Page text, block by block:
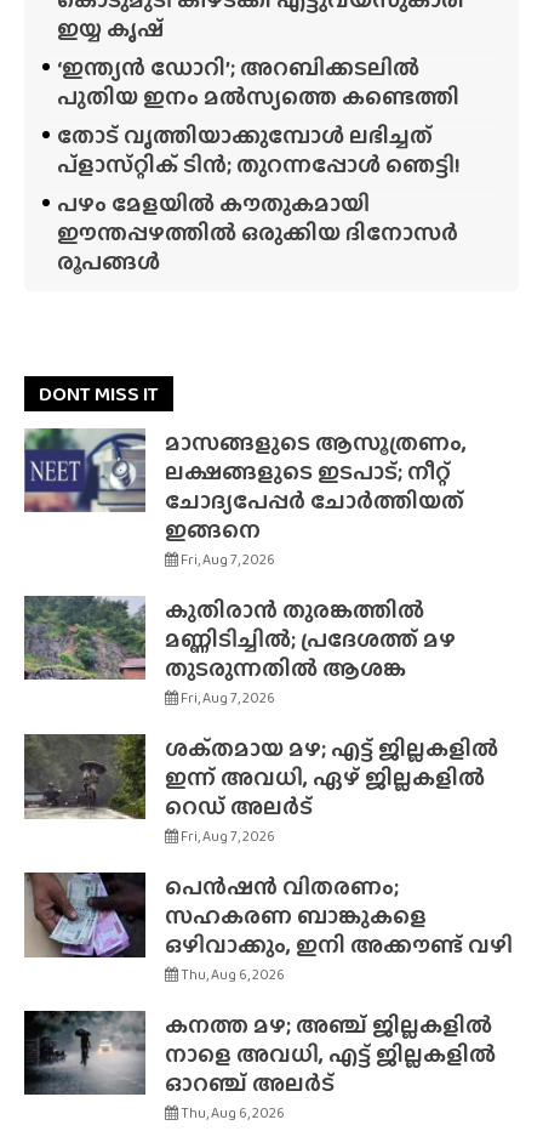
ഇയ്യ കൃഷ്
‘ഇന്ത്യൻ ഡോറി’; അറബിക്കടലിൽ
പുതിയ ഇനം മൽസ്യത്തെ കണ്ടെത്തി
തോട് വൃത്തിയാക്കുമ്പോൾ ലഭിച്ചത്
പ്‌ളാസ്‌റ്റിക് ടിൻ; തുറന്നപ്പോൾ ഞെട്ടി!
പഴം മേളയിൽ കൗതുകമായി
ഈന്തപ്പഴത്തിൽ ഒരുക്കിയ ദിനോസർ
രൂപങ്ങൾ
DONT MISS IT
മാസങ്ങളുടെ ആസൂത്രണം,
ലക്ഷങ്ങളുടെ ഇടപാട്; നീറ്റ്
ചോദ്യപേപ്പർ ചോർത്തിയത്
ഇങ്ങനെ
Fri, Aug 7, 2026
കുതിരാൻ തുരങ്കത്തിൽ
മണ്ണിടിച്ചിൽ; പ്രദേശത്ത് മഴ
തുടരുന്നതിൽ ആശങ്ക
Fri, Aug 7, 2026
ശക്‌തമായ മഴ; എട്ട് ജില്ലകളിൽ
ഇന്ന് അവധി, ഏഴ് ജില്ലകളിൽ
റെഡ് അലർട്
Fri, Aug 7, 2026
പെൻഷൻ വിതരണം;
സഹകരണ ബാങ്കുകളെ
ഒഴിവാക്കും, ഇനി അക്കൗണ്ട് വഴി
Thu, Aug 6, 2026
കനത്ത മഴ; അഞ്ച് ജില്ലകളിൽ
നാളെ അവധി, എട്ട് ജില്ലകളിൽ
ഓറഞ്ച് അലർട്
Thu, Aug 6, 2026